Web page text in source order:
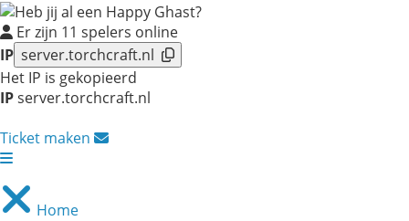
Er zijn 11 spelers online
IP server.torchcraft.nl
Het IP is gekopieerd
IPserver.torchcraft.nl
Ticket maken
Home